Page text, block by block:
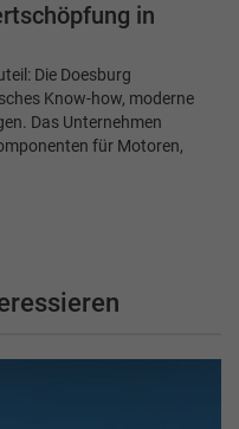
in
Die Doesburg
Know-how, moderne
Das Unternehmen
für Motoren,